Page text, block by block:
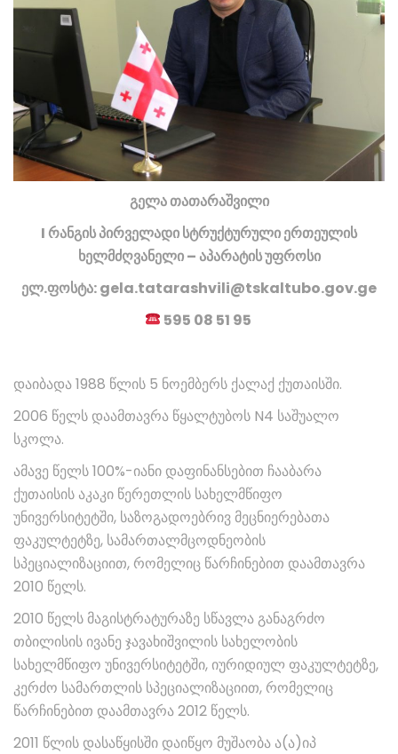
გელა თათარაშვილი
I რანგის პირველადი სტრუქტურული ერთეულის
ხელმძღვანელი – აპარატის უფროსი
ელ.ფოსტა: gela.tatarashvili@tskaltubo.gov.ge
595 08 51 95
დაიბადა 1988 წლის 5 ნოემბერს ქალაქ ქუთაისში.
2006 წელს დაამთავრა წყალტუბოს N4 საშუალო
სკოლა.
ამავე წელს 100%-იანი დაფინანსებით ჩააბარა
ქუთაისის აკაკი წერეთლის სახელმწიფო
უნივერსიტეტში, საზოგადოებრივ მეცნიერებათა
ფაკულტეტზე, სამართალმცოდნეობის
სპეციალიზაციით, რომელიც წარჩინებით დაამთავრა
2010 წელს.
2010 წელს მაგისტრატურაზე სწავლა განაგრძო
თბილისის ივანე ჯავახიშვილის სახელობის
სახელმწიფო უნივერსიტეტში, იურიდიულ ფაკულტეტზე,
კერძო სამართლის სპეციალიზაციით, რომელიც
წარჩინებით დაამთავრა 2012 წელს.
2011 წლის დასაწყისში დაიწყო მუშაობა ა(ა)იპ